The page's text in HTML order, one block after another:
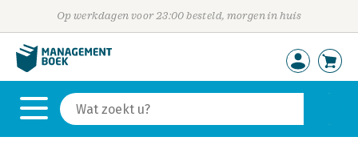
Op werkdagen voor 23:00 besteld, morgen in huis